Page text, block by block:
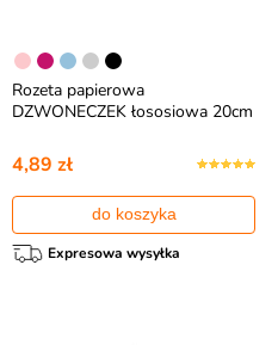
Rozeta papierowa
DZWONECZEK łososiowa 20cm
4,89 zł
do koszyka
Expresowa wysyłka